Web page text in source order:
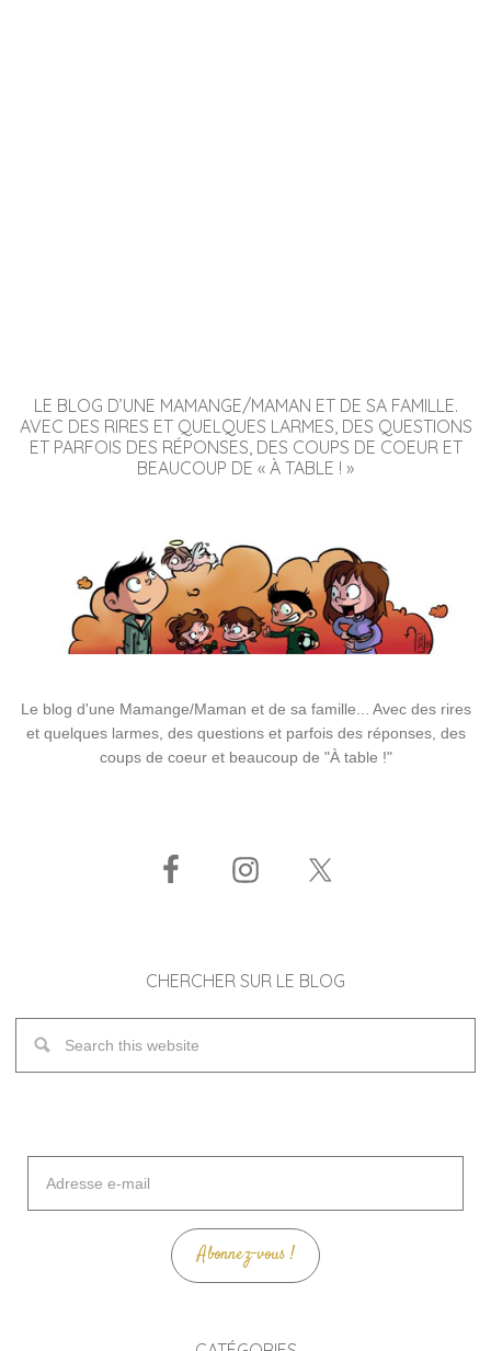
LE BLOG D’UNE MAMANGE/MAMAN ET DE SA FAMILLE.
AVEC DES RIRES ET QUELQUES LARMES, DES QUESTIONS
ET PARFOIS DES RÉPONSES, DES COUPS DE COEUR ET
BEAUCOUP DE « À TABLE ! »
Le blog d'une Mamange/Maman et de sa famille... Avec des rires
et quelques larmes, des questions et parfois des réponses, des
coups de coeur et beaucoup de "À table !"
CHERCHER SUR LE BLOG
mail
Abonnez-vous !